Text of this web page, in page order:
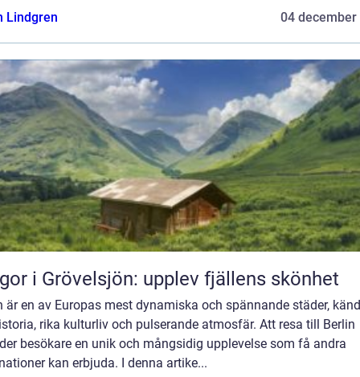
Lindgren
04 december
i Grövelsjön: upplev fjällens skönhet
är en av Europas mest dynamiska och spännande städer,
rika kulturliv och pulserande atmosfär. Att resa till Berlin
besökare en unik och mångsidig upplevelse som få andra
kan erbjuda. I denna artike...